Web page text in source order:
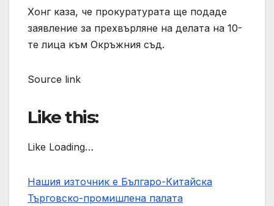
Хонг каза, че прокуратурата ще подаде
заявление за прехвърляне на делата на 10-
те лица към Окръжния съд.
Source link
Like this:
Like Loading…
Нашия източник е Българо-Китайска
Търговско-промишлена палaта